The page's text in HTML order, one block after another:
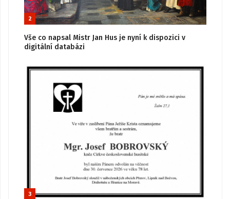
2
Vše co napsal Mistr Jan Hus je nyní k dispozici v
digitální databázi
3